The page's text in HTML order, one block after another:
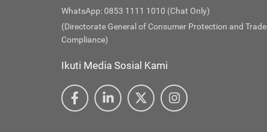
WhatsApp: 0853 1111 1010 (Chat Only)
(Directorate General of Consumer Protection and Trade
Compliance)
Ikuti Media Sosial Kami